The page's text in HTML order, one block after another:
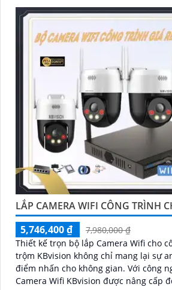
LẮP CAMERA WIFI CÔNG TRÌNH
5,746,400 ₫
7,980,000 ₫
Thiết kế trọn bộ lắp Camera Wifi cho
trộm KBvision không chỉ mang lại sự
điểm nhấn cho không gian. Với công nghệ tiên tiến,
Camera Wifi KBvision được nâng cấp